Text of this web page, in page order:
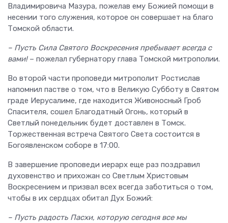
Владимировича Мазура, пожелав ему Божией помощи в
несении того служения, которое он совершает на благо
Томской области.
– Пусть Сила Святого Воскресения пребывает всегда с
вами!– пожелал губернатору глава Томской митрополии.
Во второй части проповеди митрополит Ростислав
напомнил пастве о том, что в Великую Субботу в Святом
граде Иерусалиме, где находится Живоносный Гроб
Спасителя, сошел Благодатный Огонь, который в
Светлый понедельник будет доставлен в Томск.
Торжественная встреча Святого Света состоится в
Богоявленском соборе в 17:00.
В завершение проповеди иерарх еще раз поздравил
духовенство и прихожан со Светлым Христовым
Воскресением и призвал всех всегда заботиться о том,
чтобы в их сердцах обитал Дух Божий:
– Пусть радость Пасхи, которую сегодня все мы